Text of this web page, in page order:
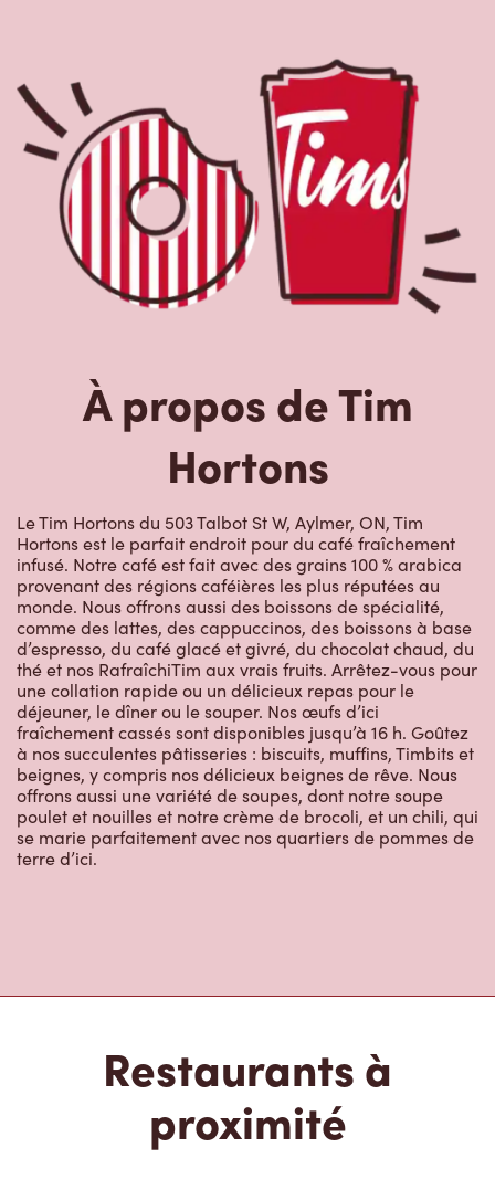
À propos de Tim
Hortons
Le Tim Hortons du 503 Talbot St W, Aylmer, ON, Tim
Hortons est le parfait endroit pour du café fraîchement
infusé. Notre café est fait avec des grains 100 % arabica
provenant des régions caféières les plus réputées au
monde. Nous offrons aussi des boissons de spécialité,
comme des lattes, des cappuccinos, des boissons à base
d’espresso, du café glacé et givré, du chocolat chaud, du
thé et nos RafraîchiTim aux vrais fruits. Arrêtez-vous pour
une collation rapide ou un délicieux repas pour le
déjeuner, le dîner ou le souper. Nos œufs d’ici
fraîchement cassés sont disponibles jusqu’à 16 h. Goûtez
à nos succulentes pâtisseries : biscuits, muffins, Timbits et
beignes, y compris nos délicieux beignes de rêve. Nous
offrons aussi une variété de soupes, dont notre soupe
poulet et nouilles et notre crème de brocoli, et un chili, qui
se marie parfaitement avec nos quartiers de pommes de
terre d’ici.
Restaurants à
proximité